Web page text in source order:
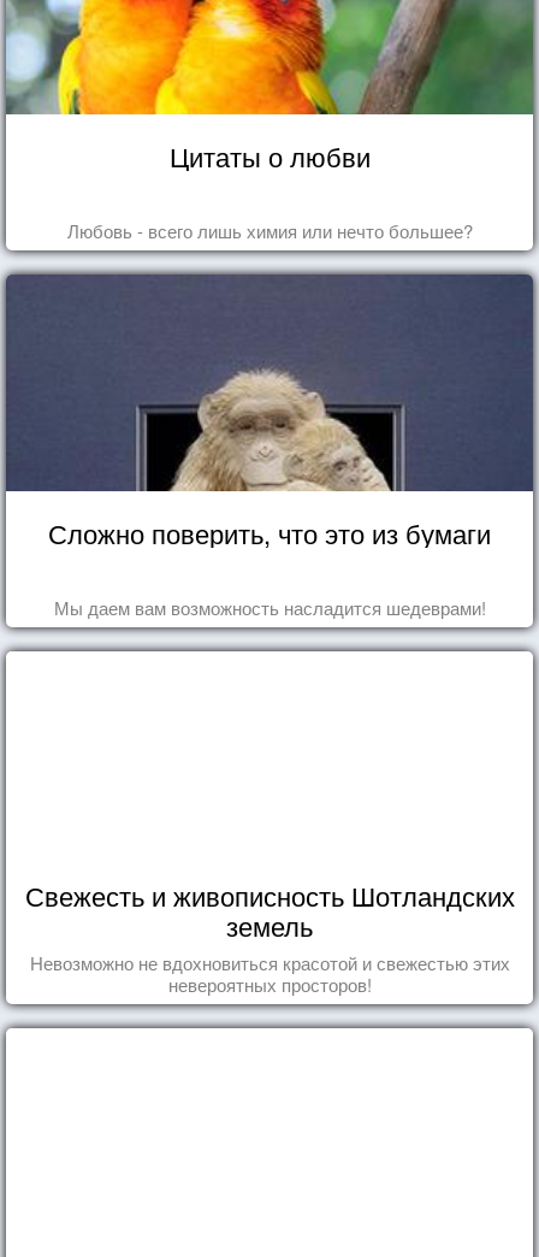
Цитаты о любви
Любовь - всего лишь химия или нечто большее?
Сложно поверить, что это из бумаги
Мы даем вам возможность насладится шедеврами!
Свежесть и живописность Шотландских
земель
Невозможно не вдохновиться красотой и свежестью этих
невероятных просторов!